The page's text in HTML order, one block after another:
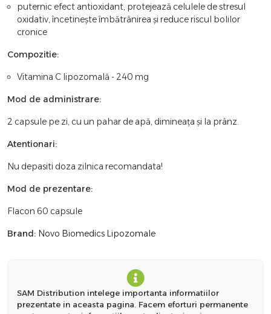
puternic efect antioxidant, protejează celulele de stresul
oxidativ, încetinește îmbătrânirea și reduce riscul bolilor
cronice
Compozitie:
Vitamina C lipozomală - 240 mg
Mod de administrare:
2 capsule pe zi, cu un pahar de apă, dimineața și la prânz.
Atentionari:
Nu depasiti doza zilnica recomandata!
Mod de prezentare:
Flacon 60 capsule
Brand: Novo Biomedics Lipozomale
SAM Distribution intelege importanta informatiilor
prezentate in aceasta pagina. Facem eforturi permanente